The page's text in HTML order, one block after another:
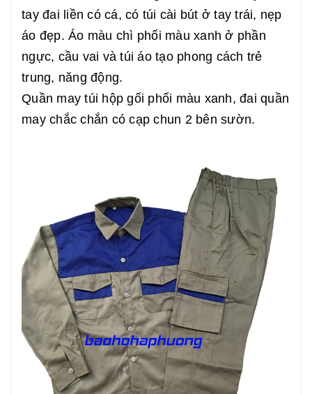
tay đai liền có cá, có túi cài bút ở tay trái, nẹp
áo đẹp. Áo màu chì phối màu xanh ở phần
ngực, cầu vai và túi áo tạo phong cách trẻ
trung, năng động.
Quần may túi hộp gối phối màu xanh, đai quần
may chắc chắn có cạp chun 2 bên sườn.